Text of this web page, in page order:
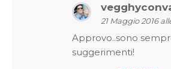
21 Maggio 2016
Approvo..sono
suggerimenti!